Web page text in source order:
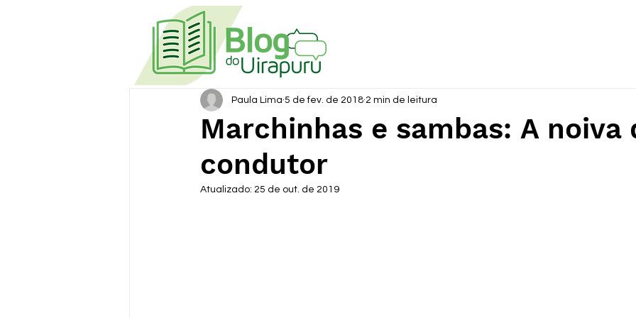
Marchinhas e sambas: A noiva
condutor
Paula Lima 5 de fev. de 2018 2 min de leitura
Atualizado: 25 de out. de 2019